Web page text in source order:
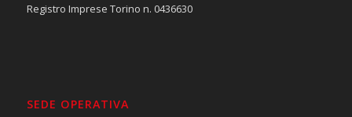
Registro Imprese Torino n. 0436630
SEDE OPERATIVA